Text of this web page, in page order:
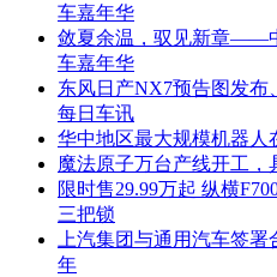
车嘉年华
敛夏余温，驭见新章——
车嘉年华
东风日产NX7预告图发布
每日车讯
华中地区最大规模机器人
魔法原子万台产线开工，
限时售29.99万起 纵横
三把锁
上汽集团与通用汽车签
年